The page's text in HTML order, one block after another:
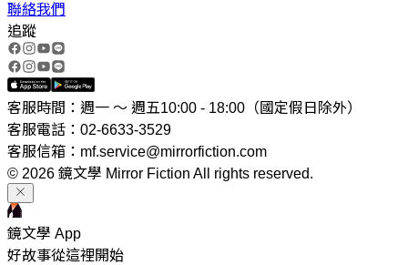
聯絡我們
追蹤
客服時間：週一 ～ 週五10:00 - 18:00（國定假日除外）
客服電話：02-6633-3529
客服信箱：mf.service@mirrorfiction.com
© 2026 鏡文學 Mirror Fiction All rights reserved.
鏡文學 App
好故事從這裡開始